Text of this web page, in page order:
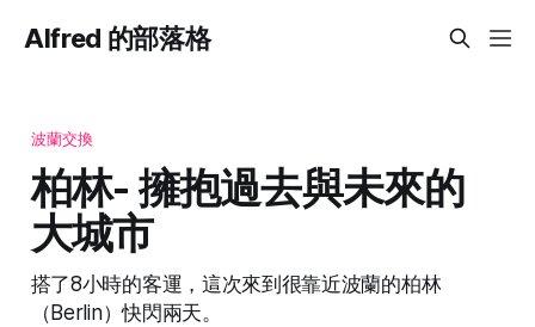
Alfred 的部落格
波蘭交換
柏林- 擁抱過去與未來的
大城市
搭了8小時的客運，這次來到很靠近波蘭的柏林
（Berlin）快閃兩天。